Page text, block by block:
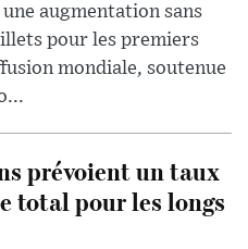
augmentation sans
pour les premiers
mondiale, soutenue
prévoient un taux
total pour les longs